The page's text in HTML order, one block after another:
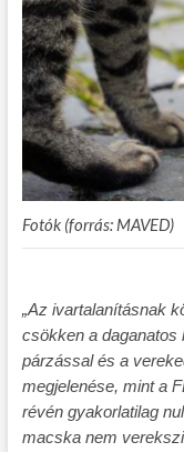
Fotók (forrás: MAVED)
„Az ivartalanításnak
csökken a daganatos
párzással és a
megjelenése, mint a
révén gyakorlatilag
macska nem